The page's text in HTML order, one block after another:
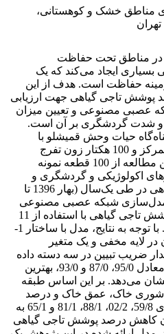
مناطق خشک و کوهستانی،
در مناطق تحت حفاظت
ایجاد می‌کند که یک
حفاظت است. هدف از این
تاجی گیاهی جهت ارزیابی
عصبی مصنوعی و تعیین میزان
و شدت گردشگری بر آن است.
حیات وحش قمیشلو با
مساحت 10 هکتار زون تفرج متمرکز و 100 هکتار زون تفرج
گسترده انجام شده است. در این مطالعه از 100 قطعه نمونه
اکولوژیکی و گردشگری و
تغییرات درصد پوشش تاجی گیاهی در طی یک‌سال (بهار 1396 تا
روش مدل‌سازی شبکه عصبی مصنوعی
جهت پیش‌بینی کاهش درصد پوشش تاجی گیاهی با استفاده از 11
متغیر محیطی انجام شده است. با توجه به نتایج، مدل با ساختار 1-
ورودی، 8 نورون در لایه مخفی و یک متغیر
ضریب تبیین در سه دسته داده
آموزش، اعتبارسنجی و آزمون معادل 95/0، 87/0 و 93/0، بهترین
می‌دهد. بر این اساس طبقه
خاک، عمق خاک و درصد
ماده آلی خاک با ضریب اثرگذاری 59/8، 02/2، 88/1، 81/1 و 65/1 به
کاهش درصد پوشش تاجی گیاهی